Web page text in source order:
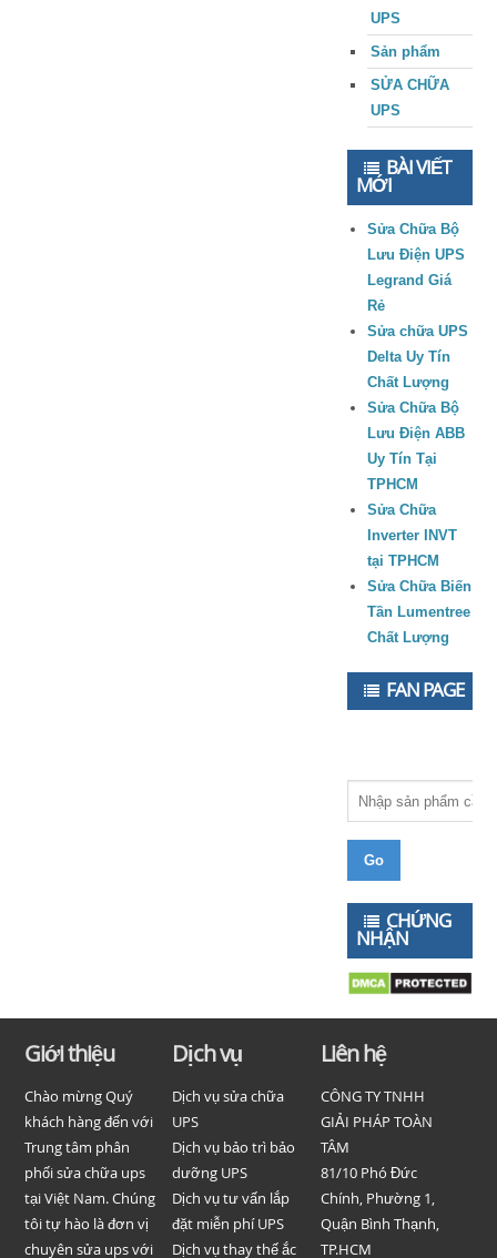
UPS
Sản phẩm
SỬA CHỮA
UPS
BÀI VIẾT
MỚI
Sửa Chữa Bộ
Lưu Điện UPS
Legrand Giá
Rẻ
Sửa chữa UPS
Delta Uy Tín
Chất Lượng
Sửa Chữa Bộ
Lưu Điện ABB
Uy Tín Tại
TPHCM
Sửa Chữa
Inverter INVT
tại TPHCM
Sửa Chữa Biến
Tần Lumentree
Chất Lượng
FAN PAGE
CHỨNG
NHẬN
Giới thiệu
Chào mừng Quý
khách hàng đến với
Trung tâm phân
phối sửa chữa ups
tại Việt Nam. Chúng
tôi tự hào là đơn vị
chuyên sửa ups với
Dịch vụ
Dịch vụ sửa chữa
UPS
Dịch vụ bảo trì bảo
dưỡng UPS
Dịch vụ tư vấn lắp
đặt miễn phí UPS
Dịch vụ thay thế ắc
Liên hệ
CÔNG TY TNHH
GIẢI PHÁP TOÀN
TÂM
81/10 Phó Đức
Chính, Phường 1,
Quận Bình Thạnh,
TP.HCM